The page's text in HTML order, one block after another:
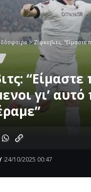
>Zίφκοβιτς: “Είμαστε πολύ
γι’
24/10/2025 00:47